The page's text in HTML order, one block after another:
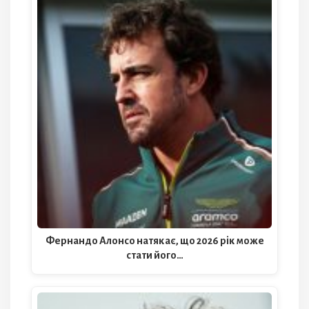
Фернандо Алонсо натякає, що 2026 рік може
стати його…